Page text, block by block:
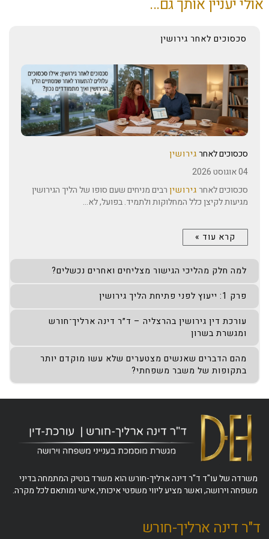
אולי יעניין אותך גם...
סכסוכים לאחר גירושין
סכסוכים לאחרגירושין
04 אוגוסט 2026
סכסוכים לאחרגירושיןרבים מניחים שעם סופו של הליך הגירושין
מגיעות לקיצן כלל המחלוקות ולתמיד. בפועל, לא...
קרא עוד »
למה חלק מהליכי הגישור מצליחים ואחרים נכשלים?
פרק 1: ייעוץ לפני פתיחת הליך גירושין
עורכת דין גירושין בהרצליה – ד״ר דינה ארליך־חורש
ומגשרת בשרון
מהם הדברים שאנשים מצטערים שלא עשו מוקדם יותר
בתקופות של משבר משפחתי?
משרדה של עו"ד ד"ר דינה ארליך-חורש הוא משרד בוטיק המתמחה בדיני
משפחה וירושה, ואשר מציע ליווי משפטי איכותי, אישי ומותאם לכל מקרה.
ד"ר דינה ארליך-חורש